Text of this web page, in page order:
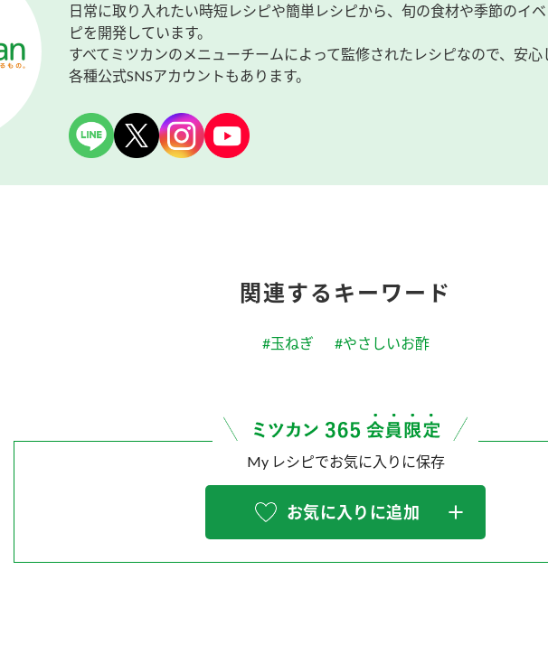
日常に取り入れたい時短レシピや簡単レシピから、旬の食材や季節のイ
ピを開発しています。
すべてミツカンのメニューチームによって監修されたレシピなので、安心
各種公式SNSアカウントもあります。
関連するキーワード
#玉ねぎ #やさしいお酢
My レシピでお気に入りに保存
お気に入りに追加